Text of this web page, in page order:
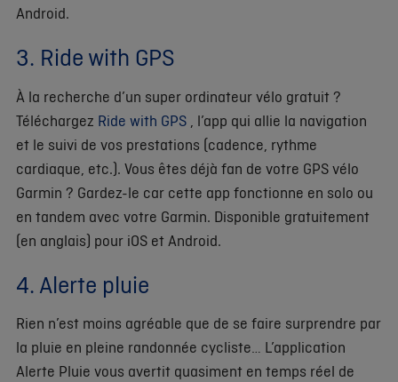
Android.
3. Ride with GPS
À la recherche d’un super ordinateur vélo gratuit ?
Téléchargez Ride with GPS , l’app qui allie la navigation
et le suivi de vos prestations (cadence, rythme
cardiaque, etc.). Vous êtes déjà fan de votre GPS vélo
Garmin ? Gardez-le car cette app fonctionne en solo ou
en tandem avec votre Garmin. Disponible gratuitement
(en anglais) pour iOS et Android.
4. Alerte pluie
Rien n’est moins agréable que de se faire surprendre par
la pluie en pleine randonnée cycliste… L’application
Alerte Pluie vous avertit quasiment en temps réel de